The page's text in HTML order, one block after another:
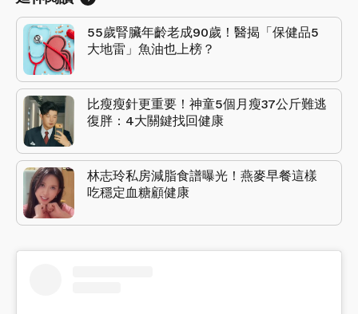
55歲腎臟年齡老成90歲！醫揭「保健品5
大地雷」魚油也上榜？
比瘦瘦針更重要！神童5個月瘦37公斤難逃
復胖：4大關鍵找回健康
林志玲私房減脂食譜曝光！燕麥早餐這樣
吃穩定血糖顧健康